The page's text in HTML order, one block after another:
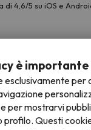
di 4,6/5 su iOS e
è importante
esclusivamente per
per mostrarvi
profilo. Questi